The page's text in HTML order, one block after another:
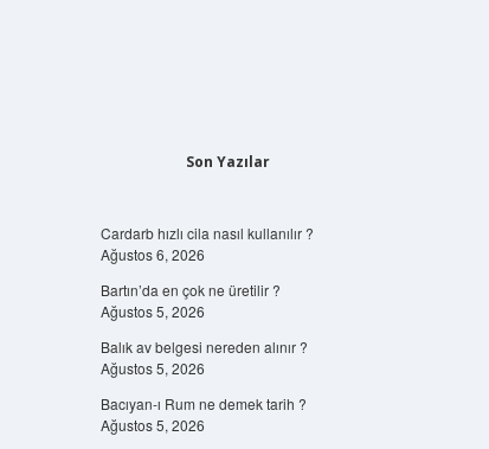
Son Yazılar
Cardarb hızlı cila nasıl kullanılır ?
Ağustos 6, 2026
Bartın’da en çok ne üretilir ?
Ağustos 5, 2026
Balık av belgesi nereden alınır ?
Ağustos 5, 2026
Bacıyan-ı Rum ne demek tarih ?
Ağustos 5, 2026